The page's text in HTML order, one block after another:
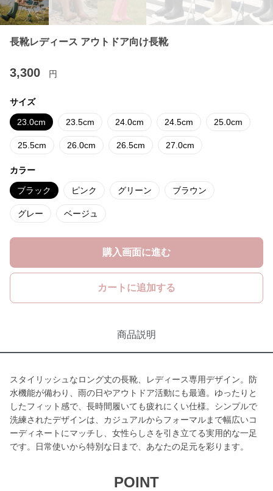
長靴レディース アウトドア向け長靴
3,300 円
サイズ
23.0cm 23.5cm 24.0cm 24.5cm 25.0cm
25.5cm 26.0cm 26.5cm 27.0cm
カラー
ブラック ピンク グリーン ブラウン
グレー ベージュ
購入画面に進む
カートに追加する
商品説明
スタイリッシュなロング丈の長靴、レディース専用デザイン。防
水機能が備わり、雨の日やアウトドア活動にも最適。ゆったりと
したフィット感で、長時間履いても疲れにくい仕様。シンプルで
洗練されたデザインは、カジュアルからフォーマルまで幅広いコ
ーディネートにマッチし、女性らしさを引き立てる実用的な一足
です。日常使いから特別な日まで、あなたの足元を彩ります。
POINT